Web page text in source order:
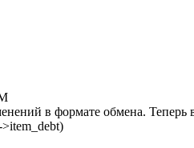
в формате обмена. Теперь